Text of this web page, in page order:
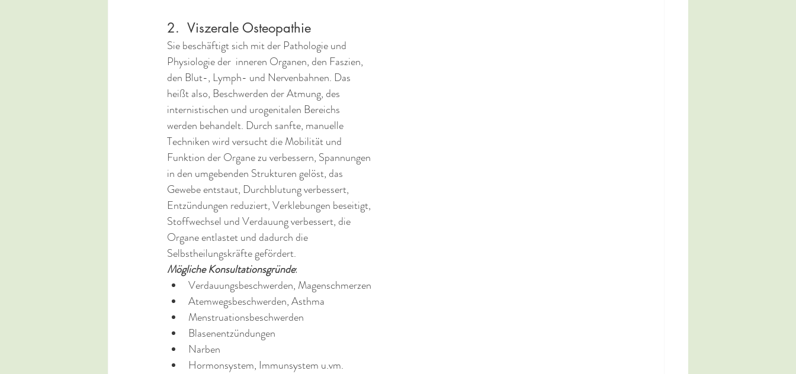
2.  Viszerale Osteopathie
Sie beschäftigt sich mit der Pathologie und
Physiologie der  inneren Organen, den Faszien,
den Blut-, Lymph- und Nervenbahnen. Das
heißt also, Beschwerden der Atmung, des
internistischen und urogenitalen Bereichs
werden behandelt. Durch sanfte, manuelle
Techniken wird versucht die Mobilität und
Funktion der Organe zu verbessern, Spannungen
in den umgebenden Strukturen gelöst, das
Gewebe entstaut, Durchblutung verbessert,
Entzündungen reduziert, Verklebungen beseitigt,
Stoffwechsel und Verdauung verbessert, die
Organe entlastet und dadurch die
Selbstheilungskräfte gefördert.
Mögliche Konsultationsgründe:
Verdauungsbeschwerden, Magenschmerzen
Atemwegsbeschwerden, Asthma
Menstruationsbeschwerden
Blasenentzündungen
Narben
Hormonsystem, Immunsystem u.vm.